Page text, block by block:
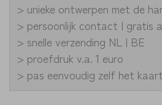
> unieke ontwerpen met de
> persoonlijk contact | gratis
> snelle verzending NL | BE
> proefdruk v.a. 1 euro
> pas eenvoudig zelf het